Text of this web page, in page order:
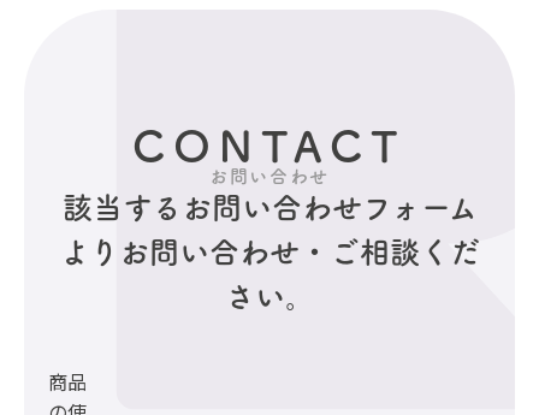
CONTACT
お問い合わせ
該当するお問い合わせフォーム
より お問い合わせ・ご相談くだ
さい。
商品